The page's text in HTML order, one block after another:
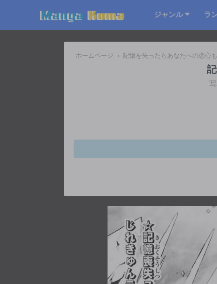
ジャンル ラ
ホームページ › 記憶を失ったらあなたへの恋心